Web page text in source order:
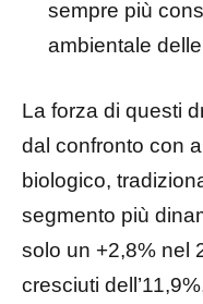
sempre più
ambientale
La forza di questi
dal confronto con
biologico,
segmento più
solo un +2,8% nel
cresciuti